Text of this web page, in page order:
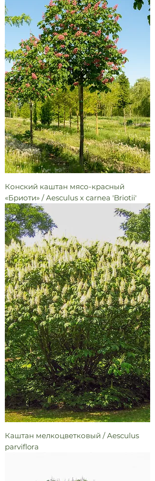
Конский каштан мясо-красный
«Бриоти» / Aesculus x carnea 'Briotii'
Каштан мелкоцветковый / Aesculus
parviflora